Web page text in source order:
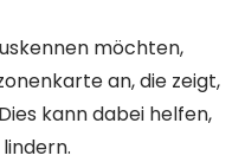
möchten,
an, die zeigt,
kann dabei helfen,